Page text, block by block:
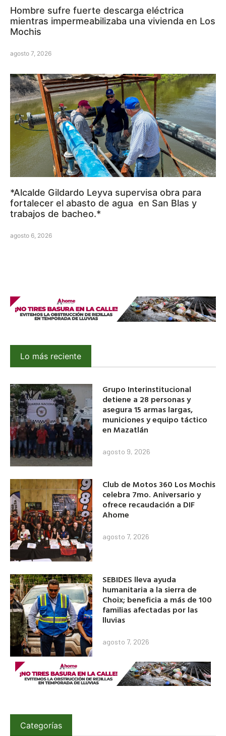
Hombre sufre fuerte descarga eléctrica
mientras impermeabilizaba una vivienda en Los
Mochis
agosto 7, 2026
*Alcalde Gildardo Leyva supervisa obra para
fortalecer el abasto de agua en San Blas y
trabajos de bacheo.*
agosto 6, 2026
Lo más reciente
Grupo Interinstitucional
detiene a 28 personas y
asegura 15 armas largas,
municiones y equipo táctico
en Mazatlán
agosto 9, 2026
Club de Motos 360 Los Mochis
celebra 7mo. Aniversario y
ofrece recaudación a DIF
Ahome
agosto 7, 2026
SEBIDES lleva ayuda
humanitaria a la sierra de
Choix; beneficia a más de 100
familias afectadas por las
lluvias
agosto 7, 2026
Categorías